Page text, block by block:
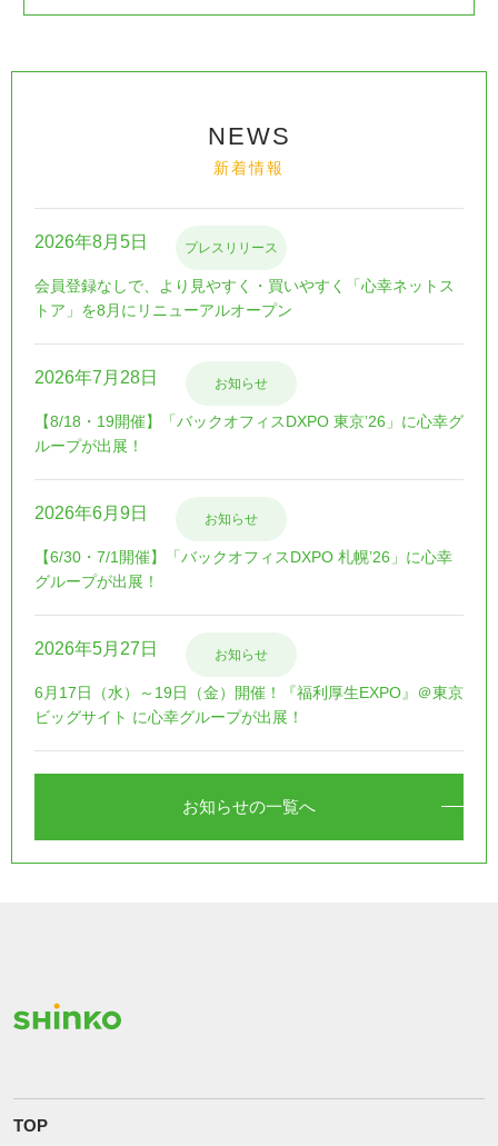
NEWS
新着情報
2026年8月5日 プレスリリース
会員登録なしで、より見やすく・買いやすく「心幸ネットス
トア」を8月にリニューアルオープン
2026年7月28日 お知らせ
【8/18・19開催】「バックオフィスDXPO 東京’26」に心幸グ
ループが出展！
2026年6月9日 お知らせ
【6/30・7/1開催】「バックオフィスDXPO 札幌’26」に心幸
グループが出展！
2026年5月27日 お知らせ
6月17日（水）～19日（金）開催！『福利厚生EXPO』＠東京
ビッグサイト に心幸グループが出展！
お知らせの一覧へ
TOP